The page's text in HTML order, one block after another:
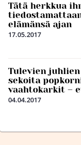
Tätä herkkua
elämänsä ajan
17.05.2017
Tulevien
sekoita
vaahtokarkit –
04.04.2017